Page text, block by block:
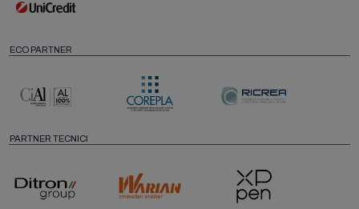
ECO PARTNER
PARTNER TECNICI